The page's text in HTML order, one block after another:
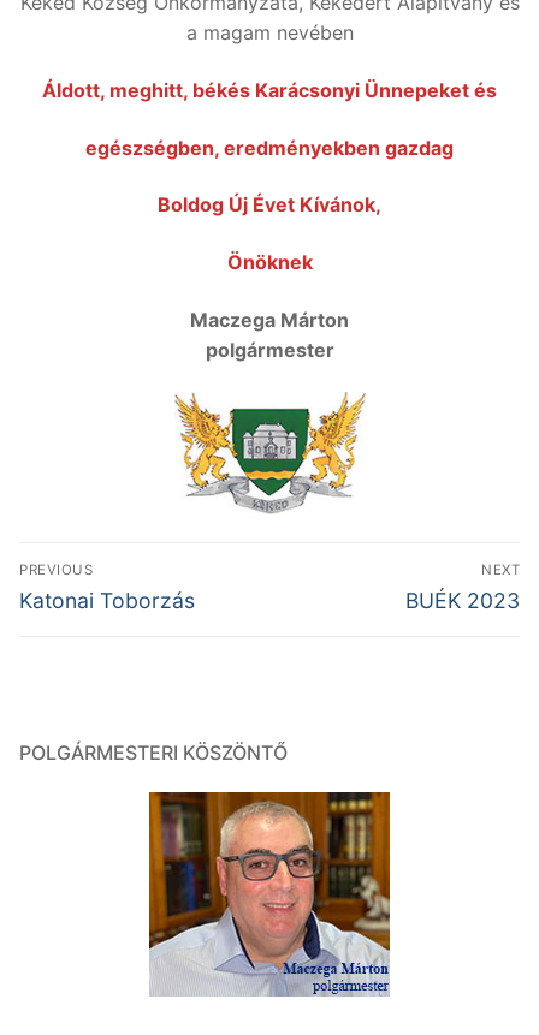
a magam nevében
Áldott, meghitt, békés Karácsonyi Ünnepeket és
egészségben, eredményekben gazdag
Boldog Új Évet Kívánok,
Önöknek
Maczega Márton
polgármester
Bejegyzés
navigáció
PREVIOUS
Previous
Katonai Toborzás
NEXT
Next
BUÉK 2023
POLGÁRMESTERI KÖSZÖNTŐ